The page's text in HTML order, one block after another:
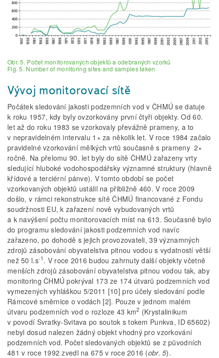
Obr. 5. Počet monitorovaných objektů a odebraných vzorků
Fig. 5. Number of monitoring sites and samples taken
Vývoj monitorovací sítě
Počátek sledování jakosti podzemních vod v ČHMÚ se datuje
k roku 1957, kdy byly ovzorkovány první čtyři objekty. Od 60.
let až do roku 1983 se vzorkovaly převážně prameny, a to
v nepravidelném intervalu 1× za několik let. V roce 1984 začalo
pravidelné vzorkování mělkých vrtů současně s prameny 2×
ročně. Na přelomu 90. let byly do sítě ČHMÚ zařazeny vrty
sledující hluboké vodohospodářsky významné struktury (hlavně
křídové a terciérní pánve). V tomto období se počet
vzorkovaných objektů ustálil na přibližně 460. V roce 2009
došlo, v rámci rekonstrukce sítě ČHMÚ financované z Fondu
soudržnosti EU, k zařazení nově vybudovaných vrtů
a k navýšení počtu monitorovacích míst na 613. Současně bylo
do programu sledování jakosti podzemních vod navíc
zařazeno, po dohodě s jejich provozovateli, 39 významných
zdrojů zásobování obyvatelstva pitnou vodou s vydatností větší
než 50 l.s-1 . V roce 2016 budou zahrnuty další objekty včetně
menších zdrojů zásobování obyvatelstva pitnou vodou tak, aby
monitoring ČHMÚ pokrýval 173 ze 174 útvarů podzemních vod
vymezených vyhláškou 5/2011 [10] pro účely sledování podle
Rámcové směrnice o vodách [2]. Pouze v jednom malém
útvaru podzemních vod o rozloze 43 km2 (Krystalinikum
v povodí Svratky-Svitava po soutok s tokem Punkva, ID 65602)
nebyl dosud nalezen žádný objekt vhodný pro vzorkování
podzemních vod. Počet sledovaných objektů se z původních
481 v roce 1992 zvedl na 675 v roce 2016 (obr. 5).